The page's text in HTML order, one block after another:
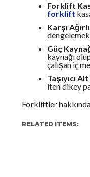
Forklift
forklift
Karşı
Güç
kaynağı
çalışan iç
Taşıyıcı
iten dikey
Forkliftler
RELATED ITEMS: